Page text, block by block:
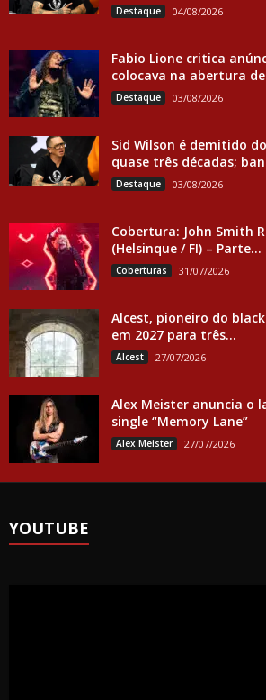
Destaque 04/08/2026
Fabio Lione critica
colocava na abertura
Destaque 03/08/2026
Sid Wilson é demitido
quase três décadas;
Destaque 03/08/2026
Cobertura: John Smith
(Helsinque / FI) – Parte...
Coberturas 31/07/2026
Alcest, pioneiro do
em 2027 para três...
Alcest 27/07/2026
Alex Meister anuncia o
single “Memory Lane”
Alex Meister 27/07/2026
YOUTUBE